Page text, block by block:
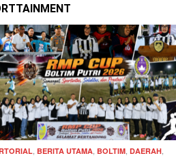
, BERITA UTAMA, BOLTIM,DAERAH,